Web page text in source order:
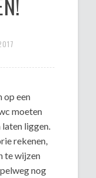
op een
moeten
liggen.
rekenen,
te wijzen
nog